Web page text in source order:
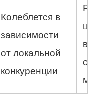
Колеблется в
зависимости
от локальной
конкуренции